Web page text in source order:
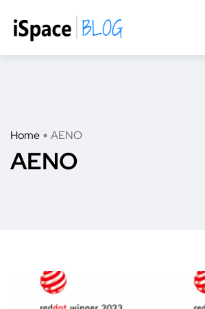
Home AENO
AENO